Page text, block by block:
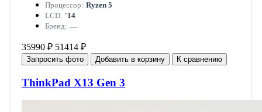
Процессор: Ryzen 5
LCD: '14
Бренд: —
35990 ₽ 51414 ₽
Запросить фото Добавить в корзину К сравнению
ThinkPad X13 Gen 3